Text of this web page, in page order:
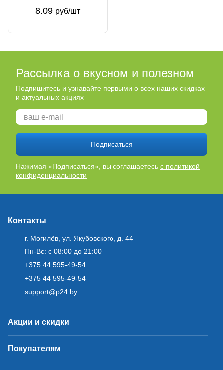
8.09 руб/шт
Рассылка о вкусном и полезном
Подпишитесь и узнавайте первыми о всех наших скидках
и актуальных акциях
Подписаться
Нажимая «Подписаться», вы соглашаетесь с политикой
конфиденциальности
Контакты
г. Могилёв, ул. Якубовского, д. 44
Пн-Вс: с 08:00 до 21:00
+375 44 595-49-54
+375 44 595-49-54
support@p24.by
Акции и скидки
Покупателям